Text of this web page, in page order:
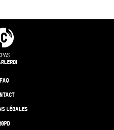
FAQ
LÉGALES